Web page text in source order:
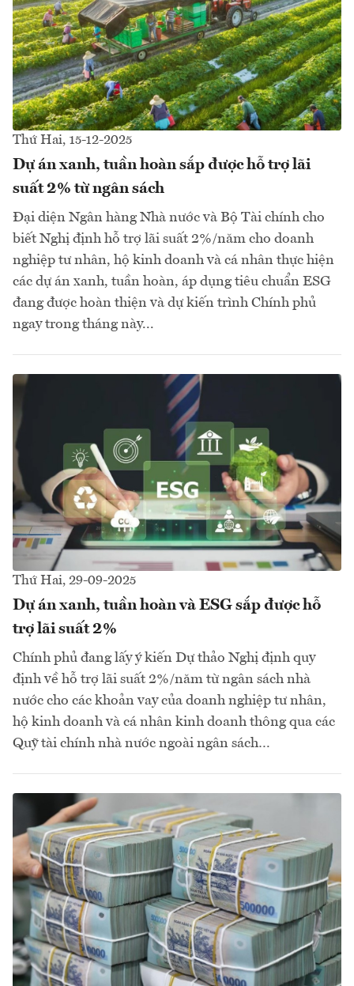
Thứ Hai, 15-12-2025
Dự án xanh, tuần hoàn sắp được hỗ trợ lãi
suất 2% từ ngân sách
Đại diện Ngân hàng Nhà nước và Bộ Tài chính cho
biết Nghị định hỗ trợ lãi suất 2%/năm cho doanh
nghiệp tư nhân, hộ kinh doanh và cá nhân thực hiện
các dự án xanh, tuần hoàn, áp dụng tiêu chuẩn ESG
đang được hoàn thiện và dự kiến trình Chính phủ
ngay trong tháng này...
Thứ Hai, 29-09-2025
Dự án xanh, tuần hoàn và ESG sắp được hỗ
trợ lãi suất 2%
Chính phủ đang lấy ý kiến Dự thảo Nghị định quy
định về hỗ trợ lãi suất 2%/năm từ ngân sách nhà
nước cho các khoản vay của doanh nghiệp tư nhân,
hộ kinh doanh và cá nhân kinh doanh thông qua các
Quỹ tài chính nhà nước ngoài ngân sách…